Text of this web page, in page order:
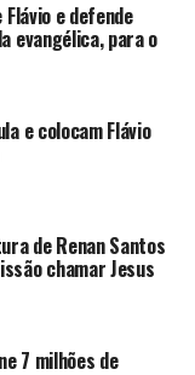
e defende
evangélica, para o
e colocam Flávio
de Renan Santos
chamar Jesus
7 milhões de